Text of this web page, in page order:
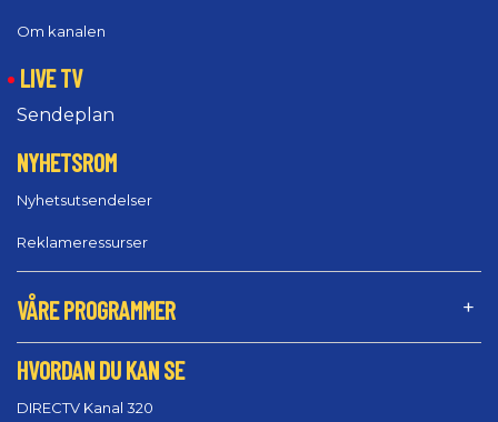
Om kanalen
LIVE TV
Sendeplan
NYHETSROM
Nyhetsutsendelser
Reklameressurser
VÅRE PROGRAMMER
HVORDAN DU KAN SE
DIRECTV Kanal 320